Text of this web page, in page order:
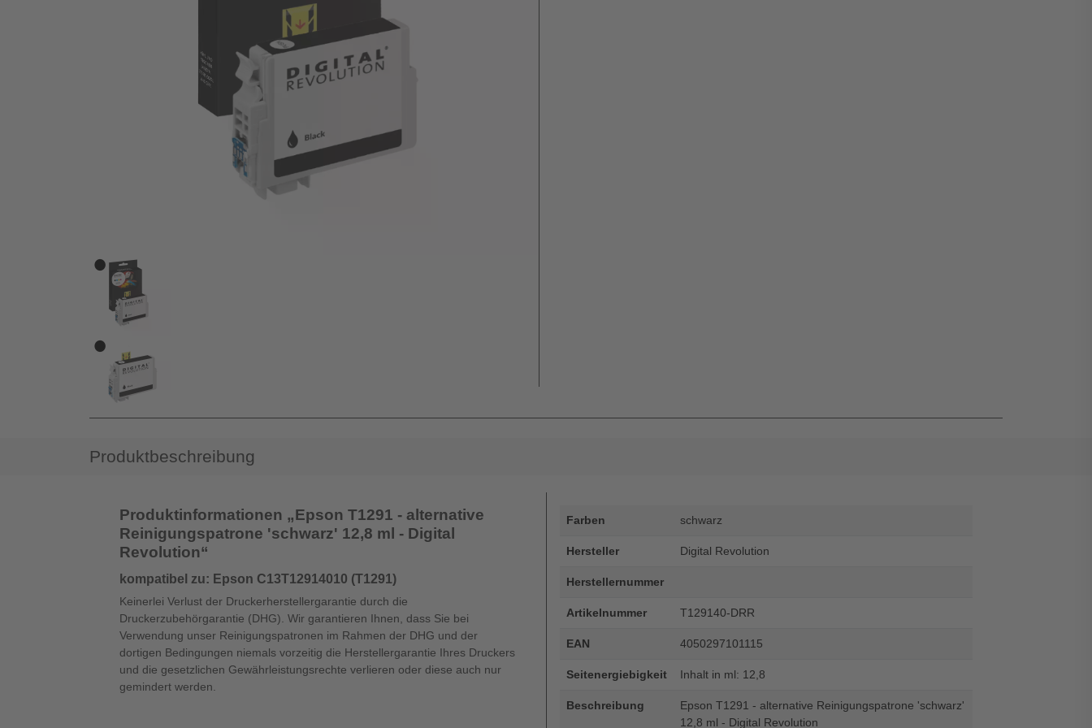
Produktbeschreibung
Produktinformationen „Epson T1291 - alternative
Reinigungspatrone 'schwarz' 12,8 ml - Digital
Revolution“
kompatibel zu: Epson C13T12914010 (T1291)
Keinerlei Verlust der Druckerherstellergarantie durch die
Druckerzubehörgarantie (DHG). Wir garantieren Ihnen, dass Sie bei
Verwendung unser Reinigungspatronen im Rahmen der DHG und der
dortigen Bedingungen niemals vorzeitig die Herstellergarantie Ihres Druckers
und die gesetzlichen Gewährleistungsrechte verlieren oder diese auch nur
gemindert werden.
Farben schwarz
Hersteller Digital Revolution
Herstellernummer
Artikelnummer T129140-DRR
EAN 4050297101115
Seitenergiebigkeit Inhalt in ml: 12,8
Beschreibung
Epson T1291 - alternative Reinigungspatrone 'schwarz'
12,8 ml - Digital Revolution